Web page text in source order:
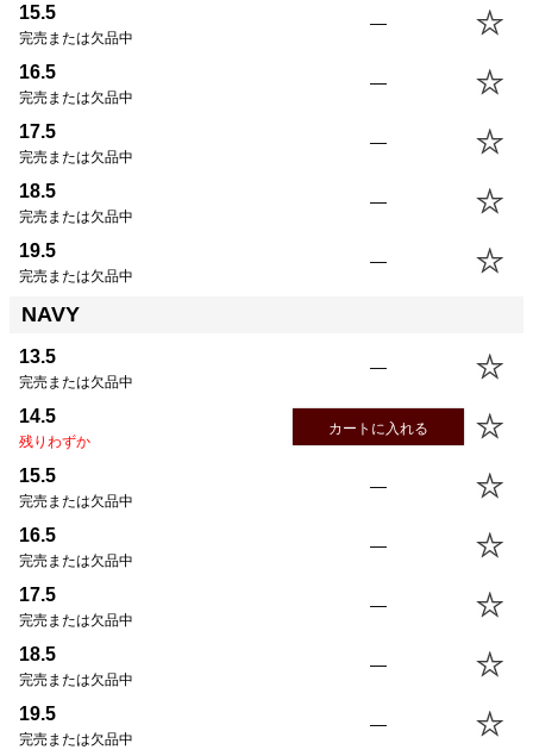
15.5
完売または欠品中
—
16.5
完売または欠品中
—
17.5
完売または欠品中
—
18.5
完売または欠品中
—
19.5
完売または欠品中
—
NAVY
13.5
完売または欠品中
—
14.5
残りわずか
カートに入れる
15.5
完売または欠品中
—
16.5
完売または欠品中
—
17.5
完売または欠品中
—
18.5
完売または欠品中
—
19.5
完売または欠品中
—